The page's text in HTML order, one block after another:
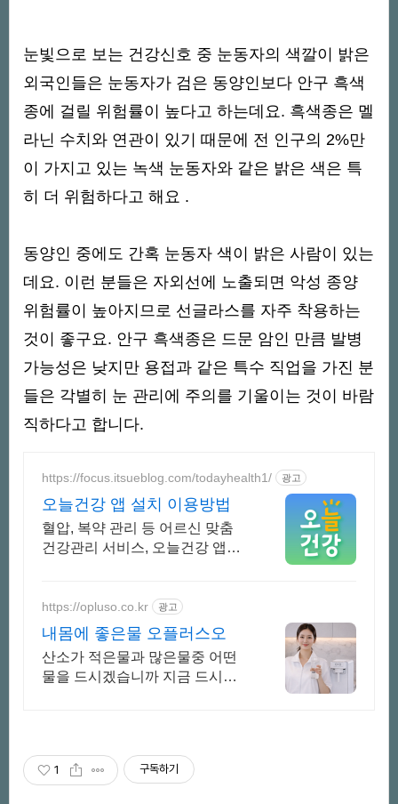
눈빛으로 보는 건강신호 중 눈동자의 색깔이 밝은
외국인들은 눈동자가 검은 동양인보다 안구 흑색
종에 걸릴 위험률이 높다고 하는데요. 흑색종은 멜
라닌 수치와 연관이 있기 때문에 전 인구의 2%만
이 가지고 있는 녹색 눈동자와 같은 밝은 색은 특
히 더 위험하다고 해요 .
동양인 중에도 간혹 눈동자 색이 밝은 사람이 있는
데요. 이런 분들은 자외선에 노출되면 악성 종양
위험률이 높아지므로 선글라스를 자주 착용하는
것이 좋구요. 안구 흑색종은 드문 암인 만큼 발병
가능성은 낮지만 용접과 같은 특수 직업을 가진 분
들은 각별히 눈 관리에 주의를 기울이는 것이 바람
직하다고 합니다.
https://focus.itsueblog.com/todayhealth1/ 광고
오늘건강 앱 설치 이용방법
혈압, 복약 관리 등 어르신 맞춤
건강관리 서비스, 오늘건강 앱으
https://opluso.co.kr 광고
내몸에 좋은물 오플러스오
산소가 적은물과 많은물중 어떤
물을 드시겠습니까 지금 드시는
1 구독하기